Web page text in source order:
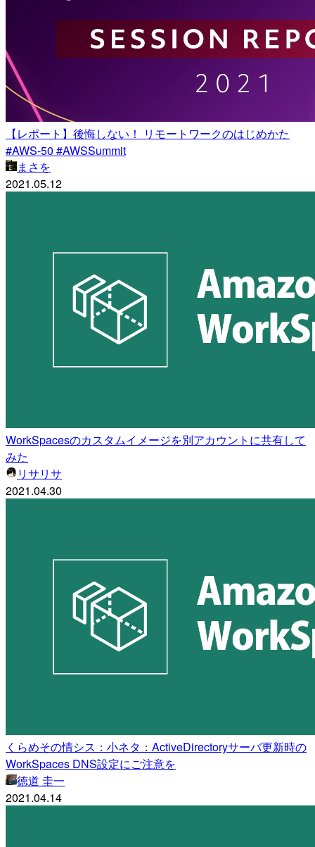
【レポート】後悔しない！ リモートワークのはじめかた
#AWS-50 #AWSSummit
まさを
2021.05.12
WorkSpacesのカスタムイメージを別アカウントに共有して
みた
リサリサ
2021.04.30
くらめその情シス：小ネタ：ActiveDirectoryサーバ更新時の
WorkSpaces DNS設定にご注意を
徳道 圭一
2021.04.14